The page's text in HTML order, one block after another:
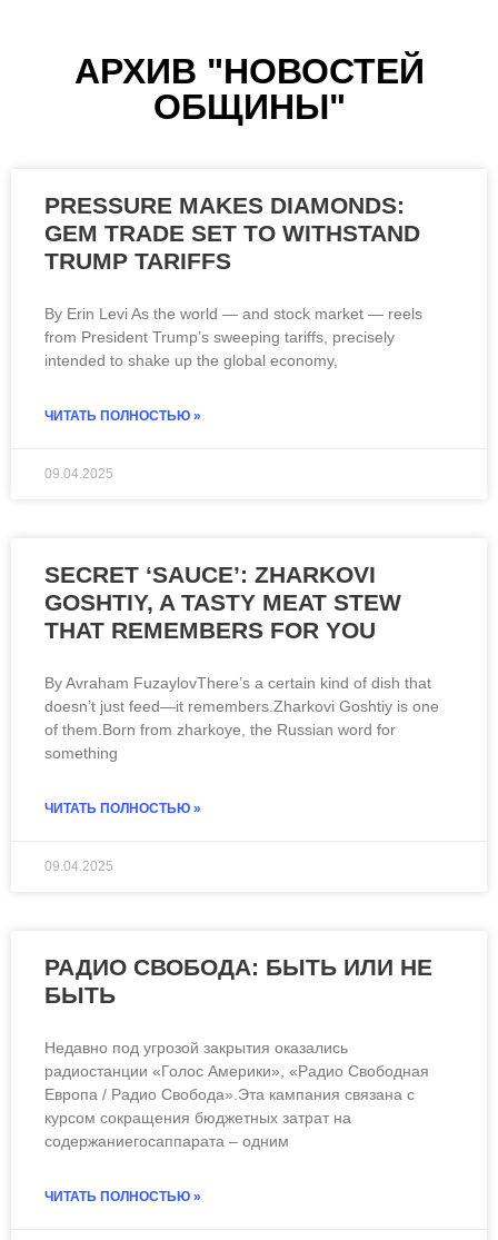
«ЕЁ ВЕЛИЧЕСТВО,
ОЧАМО!»
АРХИВ "НОВОСТЕЙ
ОБЩИНЫ"
PRESSURE MAKES DIAMONDS:
GEM TRADE SET TO WITHSTAND
TRUMP TARIFFS
By Erin Levi As the world — and stock market — reels
from President Trump’s sweeping tariffs, precisely
intended to shake up the global economy,
ЧИТАТЬ ПОЛНОСТЬЮ »
09.04.2025
SECRET ‘SAUCE’: ZHARKOVI
GOSHTIY, A TASTY MEAT STEW
THAT REMEMBERS FOR YOU
By Avraham FuzaylovThere’s a certain kind of dish that
doesn’t just feed—it remembers.Zharkovi Goshtiy is one
of them.Born from zharkoye, the Russian word for
something
ЧИТАТЬ ПОЛНОСТЬЮ »
09.04.2025
РАДИО СВОБОДА: БЫТЬ ИЛИ НЕ
БЫТЬ
Недавно под угрозой закрытия оказались
радиостанции «Голос Америки», «Радио Свободная
Европа / Радио Свобода».Эта кампания связана с
курсом сокращения бюджетных затрат на
содержаниегосаппарата – одним
ЧИТАТЬ ПОЛНОСТЬЮ »